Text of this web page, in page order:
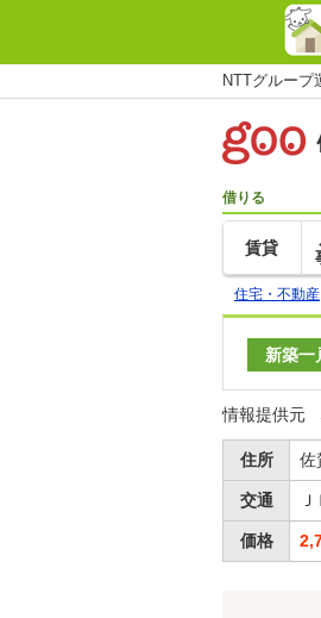
NTTグループ
借りる
賃貸
住宅・不動産
新築一
情報提供元
住所 佐
交通
価格